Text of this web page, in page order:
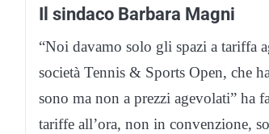
Il sindaco Barbara Magni
“Noi davamo solo gli spazi a tariffa
società Tennis & Sports Open, che
sono ma non a prezzi agevolati” ha
tariffe all’ora, non in convenzione,